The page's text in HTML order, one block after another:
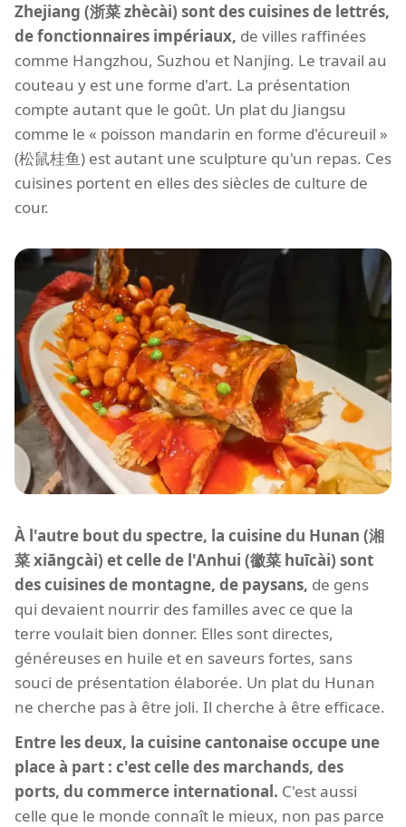
Zhejiang (浙菜 zhècài) sont des cuisines de lettrés,
de fonctionnaires impériaux, de villes raffinées
comme Hangzhou, Suzhou et Nanjing. Le travail au
couteau y est une forme d'art. La présentation
compte autant que le goût. Un plat du Jiangsu
comme le « poisson mandarin en forme d'écureuil »
(松鼠桂鱼) est autant une sculpture qu'un repas. Ces
cuisines portent en elles des siècles de culture de
cour.
À l'autre bout du spectre, la cuisine du Hunan (湘
菜 xiāngcài) et celle de l'Anhui (徽菜 huīcài) sont
des cuisines de montagne, de paysans, de gens
qui devaient nourrir des familles avec ce que la
terre voulait bien donner. Elles sont directes,
généreuses en huile et en saveurs fortes, sans
souci de présentation élaborée. Un plat du Hunan
ne cherche pas à être joli. Il cherche à être efficace.
Entre les deux, la cuisine cantonaise occupe une
place à part : c'est celle des marchands, des
ports, du commerce international. C'est aussi
celle que le monde connaît le mieux, non pas parce